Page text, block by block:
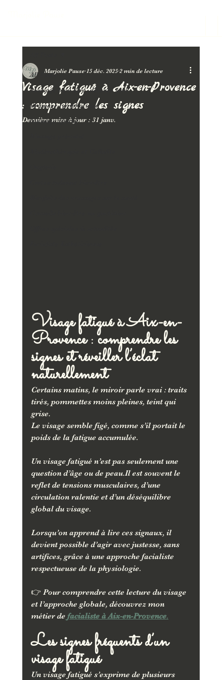
All Posts
Massage bien-être, détente soin
Drainage lymphatique
Massage sportif
Visage fatigué à Aix-en-Provence
: comprendre les signes
Marjolie Pause 15 déc. 2025 2 min de lecture
Dernière mise à jour : 31 janv.
Visage fatigué à Aix-en-
Provence : comprendre les
signes et réveiller l’éclat
naturellement
Certains matins, le miroir parle vrai : traits
tirés, pommettes moins pleines, teint qui
grise.
Le visage semble figé, comme s’il portait le
poids de la fatigue accumulée.
Un visage fatigué n’est pas seulement une
question d’âge ou de peau.Il est souvent le
reflet de tensions musculaires, d’une
circulation ralentie et d’un déséquilibre
global du visage.
Lorsqu’on apprend à lire ces signaux, il
devient possible d’agir avec justesse, sans
artifices, grâce à une approche facialiste
respectueuse de la physiologie.
👉 Pour comprendre cette lecture du visage
et l’approche globale, découvrez mon
métier de facialiste à Aix-en-Provence.
Les signes fréquents d’un
visage fatigué
Un visage fatigué s’exprime de plusieurs